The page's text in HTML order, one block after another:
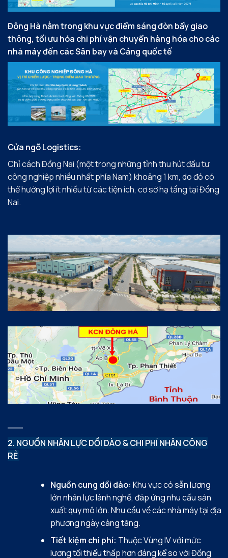
Đông Hà nằm trong khu vực điểm sáng đòn bẩy giao
thông, tối ưu hóa chi phí vận chuyển hàng hóa cho các
nhà máy đến các Sân bay và Cảng quốc tế
Cửa ngõ Logistics:
Chỉ cách Đồng Nai (một trong những tỉnh thu hút đầu tư
công nghiệp nhiều nhất phía Nam) khoảng 1 km, do đó có
thể hưởng lợi ít nhiều từ các tiện ích, cơ sở hạ tầng tại Đồng
Nai.
2. NGUỒN NHÂN LỰC DỒI DÀO & CHI PHÍ NHÂN CÔNG
RẺ
Nguồn cung dồi dào: Khu vực có sẵn lượng
lớn nhân lực lành nghề, đáp ứng nhu cầu sản
xuất quy mô lớn.Nhu cầu về các nhà máy tại địa
phương ngày càng tăng.
Tiết kiệm chi phí: Thuộc Vùng IV với mức
lương tối thiểu thấp hơn đáng kể so với Đồng